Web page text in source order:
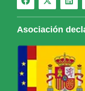
Asociación